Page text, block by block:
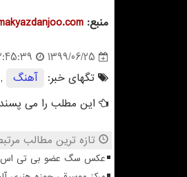
منبع:
1399/06/25
تگهای خبر:
آهنگ ,
این مطلب را می
تازه ترین مطالب
عکس سگ عضو بی تی اس